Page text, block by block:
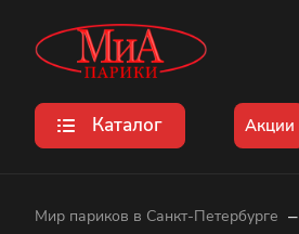
Каталог Акции
Мир париков в Санкт-Петербурге –